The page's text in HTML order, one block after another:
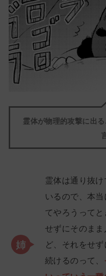
霊体が物理的攻撃に出
霊体は通り抜
いるので、本
てやろうって
せずにそのま
ど、それをせ
続けるのって、